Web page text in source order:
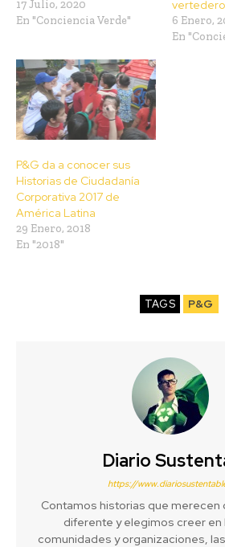
17 Julio, 2020
En "Conciencia Verde"
6 Enero,
En
P&G da a conocer sus
Historias de Ciudadanía
Corporativa 2017 de
América Latina
29 Enero, 2018
En "2018"
TAGS P&G
Diario
https://
Contamos historias que merecen
diferente y elegimos creer en
comunidades y organizaciones,